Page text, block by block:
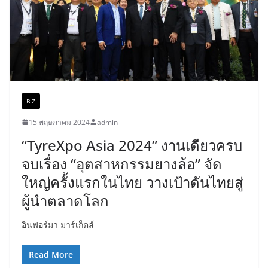
BIZ
15 พฤษภาคม 2024 admin
“TyreXpo Asia 2024” งานเดียวครบ
จบเรื่อง “อุตสาหกรรมยางล้อ” จัด
ใหญ่ครั้งแรกในไทย วางเป้าดันไทยสู่
ผู้นำตลาดโลก
อินฟอร์มา มาร์เก็ตส์
Read More